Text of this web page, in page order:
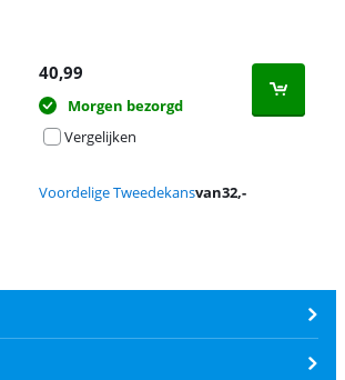
40,99
Morgen bezorgd
Vergelijken
Voordelige Tweedekansvan32,-